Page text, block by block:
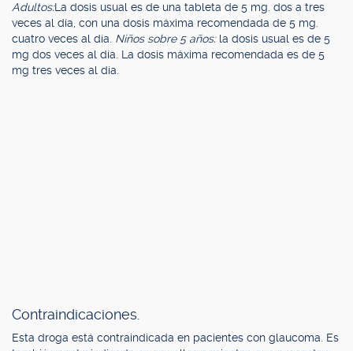
Adultos:La dosis usual es de una tableta de 5 mg. dos a tres
veces al día, con una dosis máxima recomendada de 5 mg.
cuatro veces al día. Niños sobre 5 años: la dosis usual es de 5
mg dos veces al día. La dosis máxima recomendada es de 5
mg tres veces al día.
Contraindicaciones.
Esta droga está contraindicada en pacientes con glaucoma. Es